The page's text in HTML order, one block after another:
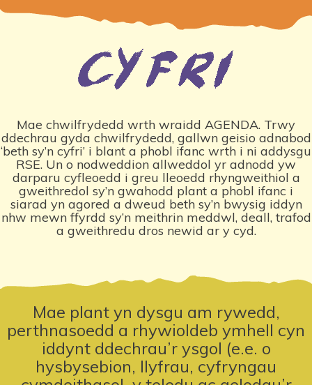
Mae chwilfrydedd wrth wraidd AGENDA. Trwy
ddechrau gyda chwilfrydedd, gallwn geisio adnabod
‘beth sy’n cyfri’ i blant a phobl ifanc wrth i ni addysgu
RSE. Un o nodweddion allweddol yr adnodd yw
darparu cyfleoedd i greu lleoedd rhyngweithiol a
gweithredol sy’n gwahodd plant a phobl ifanc i
siarad yn agored a dweud beth sy’n bwysig iddyn
nhw mewn ffyrdd sy’n meithrin meddwl, deall, trafod
a gweithredu dros newid ar y cyd.
Mae plant yn dysgu am rywedd,
perthnasoedd a rhywioldeb ymhell cyn
iddynt ddechrau’r ysgol (e.e. o
hysbysebion, llyfrau, cyfryngau